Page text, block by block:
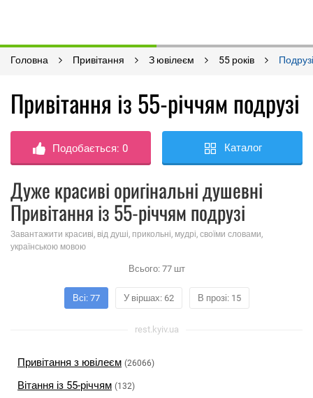
Головна Привітання З ювілеєм 55 років Подрузі
Привітання із 55-річчям подрузі
Подобається:0 Каталог
Дуже красиві оригінальні душевні
Привітання із 55-річчям подрузі
Завантажити красиві, від душі, прикольні, мудрі, своїми словами,
українською мовою
Всього: 77шт
Всі: 77 У віршах: 62 В прозі: 15
rest.kyiv.ua
Привітання з ювілеєм (26066)
Вітання із 55-річчям (132)